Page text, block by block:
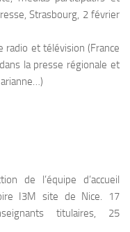
Strasbourg, 2 février
radio et télévision (France
la presse régionale et
de l’équipe d’accueil
I3M site de Nice. 17
titulaires, 25